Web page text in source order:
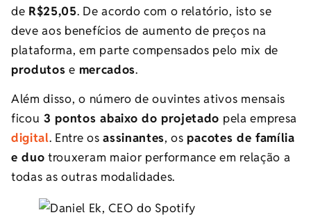
de R$25,05. De acordo com o relatório, isto se
deve aos benefícios de aumento de preços na
plataforma, em parte compensados ​​pelo mix de
produtos e mercados.
Além disso, o número de ouvintes ativos mensais
ficou 3 pontos abaixo do projetado pela empresa
digital. Entre osassinantes, os pacotes de família
e duo trouxeram maior performance em relação a
todas as outras modalidades.